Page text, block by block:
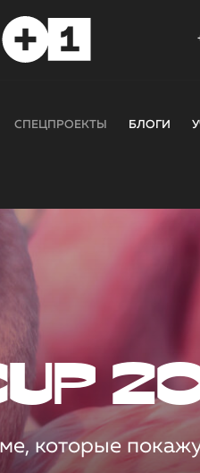
СПЕЦПРОЕКТЫ БЛОГИ
которые